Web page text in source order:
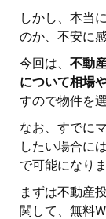
しかし、本当
のか、不安に
今回は、 不動
について相場
すので物件を
なお、すでに
したい場合に
で可能になりま
まずは不動産
関して、無料